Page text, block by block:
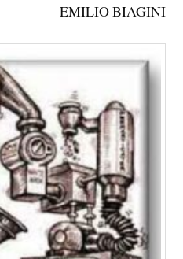
EMILIO BIAGINI